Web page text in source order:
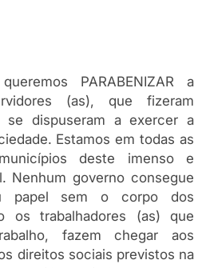
PARABENIZAR a
(as), que fizeram
se dispuseram a exercer a
Estamos em todas as
deste imenso e
Nenhum governo consegue
papel sem o corpo dos
os trabalhadores (as) que
fazem chegar aos
direitos sociais previstos na